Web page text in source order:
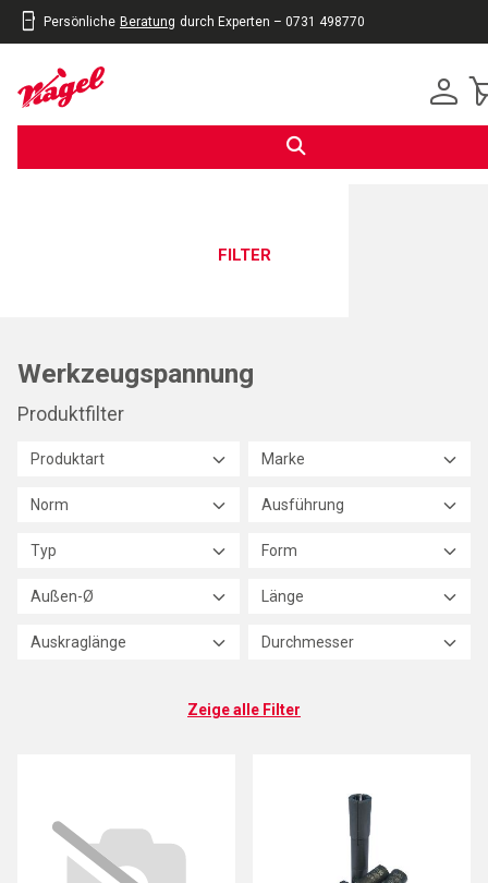
Beratung durch Experten – 0731 498770
FILTER
Werkzeugspannung
Produktfilter
Produktart Marke
Norm Ausführung
Typ Form
Außen-Ø Länge
Auskraglänge Durchmesser
Zeige alle Filter